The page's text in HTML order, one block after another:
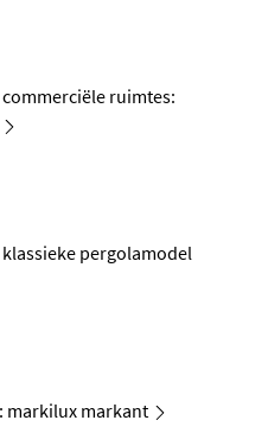
ruimtes:
pergolamodel
markilux markant